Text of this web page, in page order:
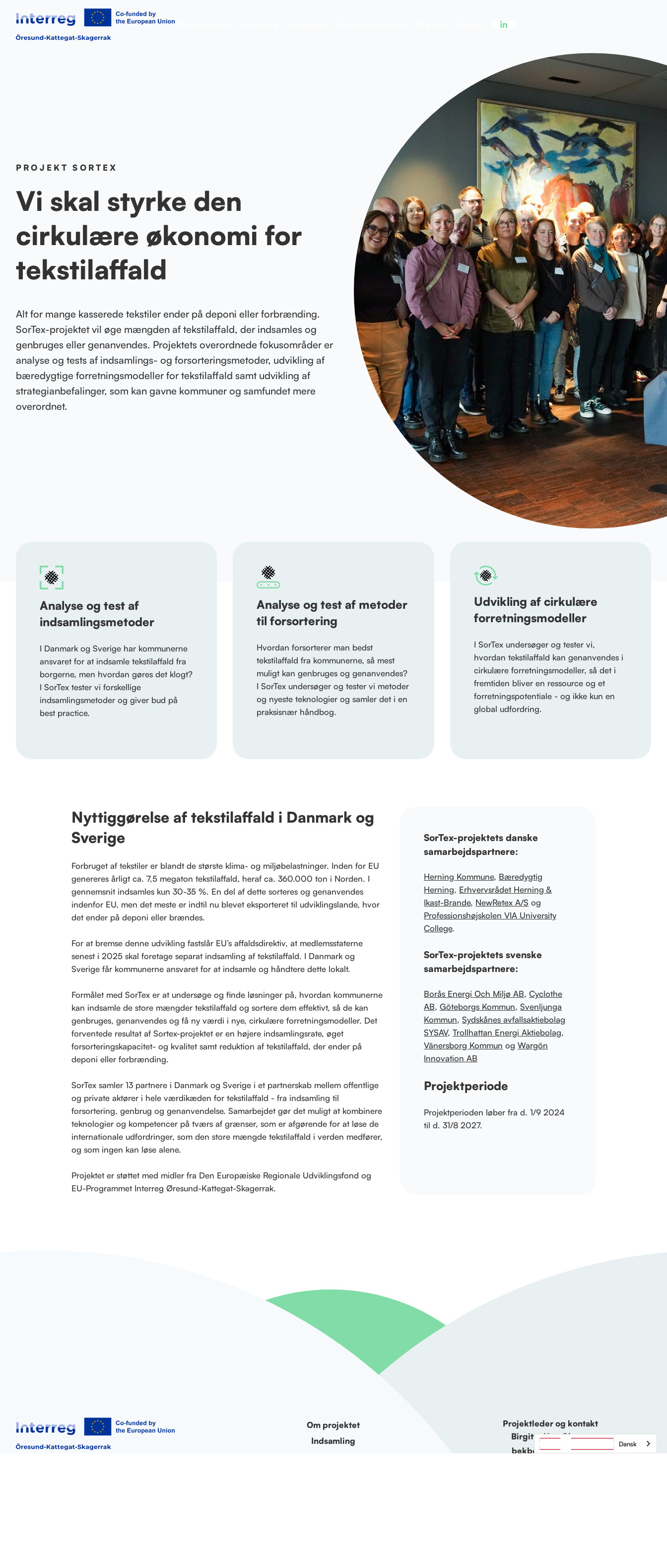
PROJEKT SORTEX
Vi skal styrke den
cirkulære økonomi for
tekstilaffald
Alt for mange kasserede tekstiler ender på deponi eller forbrænding.
SorTex-projektet vil øge mængden af tekstilaffald, der indsamles og
genbruges eller genanvendes. Projektets overordnede fokusområder er
analyse og tests af indsamlings- og forsorteringsmetoder, udvikling af
bæredygtige forretningsmodeller for tekstilaffald samt udvikling af
strategianbefalinger, som kan gavne kommuner og samfundet mere
overordnet.
Analyse og test af
indsamlingsmetoder
I Danmark og Sverige har kommunerne
ansvaret for at indsamle tekstilaffald fra
borgerne, men hvordan gøres det klogt?
I SorTex tester vi forskellige
indsamlingsmetoder og giver bud på
best practice.
Analyse og test af metoder
til forsortering
Hvordan forsorterer man bedst
tekstilaffald fra kommunerne, så mest
muligt kan genbruges og genanvendes?
I SorTex undersøger og tester vi metoder
og nyeste teknologier og samler det i en
praksisnær håndbog.
Udvikling af cirkulære
forretningsmodeller
I SorTex undersøger og tester vi,
hvordan tekstilaffald kan genanvendes i
cirkulære forretningsmodeller, så det i
fremtiden bliver en ressource og et
forretningspotentiale - og ikke kun en
global udfordring.
Nyttiggørelse af tekstilaffald i Danmark og
Sverige
Forbruget af tekstiler er blandt de største klima- og miljøbelastninger. Inden for EU
genereres årligt ca. 7,5 megaton tekstilaffald, heraf ca. 360.000 ton i Norden. I
gennemsnit indsamles kun 30-35 %. En del af dette sorteres og genanvendes
indenfor EU, men det meste er indtil nu blevet eksporteret til udviklingslande, hvor
det ender på deponi eller brændes.
For at bremse denne udvikling fastslår EU’s affaldsdirektiv, at medlemsstaterne
senest i 2025 skal foretage separat indsamling af tekstilaffald. I Danmark og
Sverige får kommunerne ansvaret for at indsamle og håndtere dette lokalt.
Formålet med SorTex er at undersøge og finde løsninger på, hvordan kommunerne
kan indsamle de store mængder tekstilaffald og sortere dem effektivt, så de kan
genbruges, genanvendes og få ny værdi i nye, cirkulære forretningsmodeller. Det
forventede resultat af Sortex-projektet er en højere indsamlingsrate, øget
forsorteringskapacitet- og kvalitet samt reduktion af tekstilaffald, der ender på
deponi eller forbrænding.
SorTex samler 13 partnere i Danmark og Sverige i et partnerskab mellem offentlige
og private aktører i hele værdikæden for tekstilaffald - fra indsamling til
forsortering, genbrug og genanvendelse. Samarbejdet gør det muligt at kombinere
teknologier og kompetencer på tværs af grænser, som er afgørende for at løse de
internationale udfordringer, som den store mængde tekstilaffald i verden medfører,
og som ingen kan løse alene.
Projektet er støttet med midler fra Den Europæiske Regionale Udviklingsfond og
EU-Programmet Interreg Øresund-Kattegat-Skagerrak.
SorTex-projektets danske
samarbejdspartnere:
Herning Kommune, Bæredygtig
Herning, Erhvervsrådet Herning &
Ikast-Brande, NewRetex A/S og
Professionshøjskolen VIA University
College.
SorTex-projektets svenske
samarbejdspartnere:
Borås Energi Och Miljø AB,Cyclothe
AB,Göteborgs Kommun,Svenljunga
Kommun,Sydskånes avfallsaktiebolag
SYSAV,Trollhattan Energi Aktiebolag,
Vänersborg Kommun ogWargön
Innovation AB
Projektperiode
Projektperioden løber fra d. 1/9 2024
til d. 31/8 2027.
Om projektet
Indsamling
Projektleder og kontakt
Birgitte Hee Olesen
bekbo@herning.dk
Dansk